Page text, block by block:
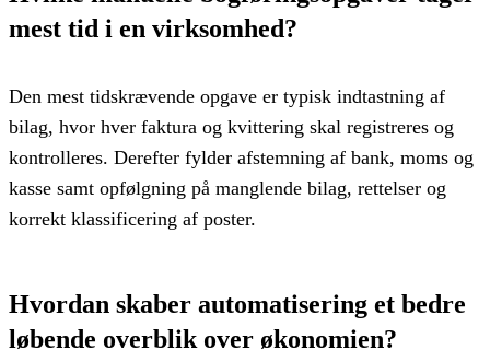
mest tid i en virksomhed?
Den mest tidskrævende opgave er typisk indtastning af
bilag, hvor hver faktura og kvittering skal registreres og
kontrolleres. Derefter fylder afstemning af bank, moms og
kasse samt opfølgning på manglende bilag, rettelser og
korrekt klassificering af poster.
Hvordan skaber automatisering et bedre
løbende overblik over økonomien?